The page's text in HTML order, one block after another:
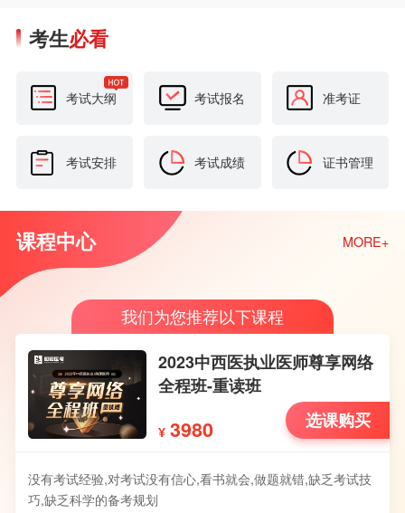
考生必看
考试大纲 考试报名 准考证
考试安排 考试成绩 证书管理
课程中心 MORE+
我们为您推荐以下课程
2023中西医执业医师尊享网络
全程班-重读班
¥ 3980 选课购买
没有考试经验,对考试没有信心,看书就会,做题就错,缺乏考试技
巧,缺乏科学的备考规划